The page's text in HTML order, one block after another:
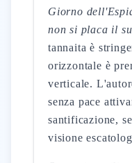
Giorno
non si placa il
tannaita è
orizzontale è
verticale.
senza pace
santificazione,
visione